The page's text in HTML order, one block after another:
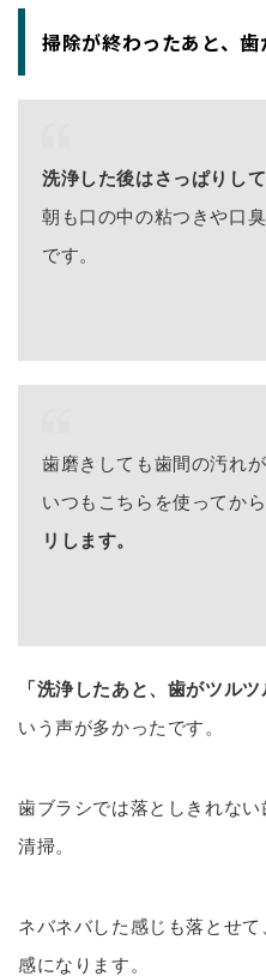
掃除が終わったあと、
洗浄した後はさっぱりし
朝も口の中の粘つきや口
です。
歯磨きしても歯間の汚れ
いつもこちらを使ってから
リします。
「洗浄したあと、歯がツル
いう声が多かったです。
歯ブラシでは落としきれな
清掃。
ネバネバした感じも落とせ
感になります。